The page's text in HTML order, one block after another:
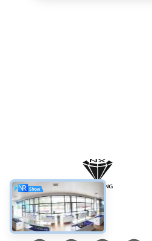
सोशल मीडिया